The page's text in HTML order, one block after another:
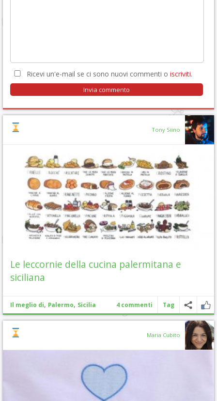
Ricevi un'e-mail se ci sono nuovi commenti o iscriviti.
Tony Siino
Le leccornie della cucina palermitana e
siciliana
Il meglio di, Palermo, Sicilia 4 commenti Tag
Maria Cubito